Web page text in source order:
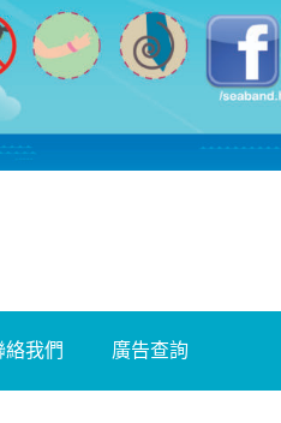
絡我們 廣告查詢